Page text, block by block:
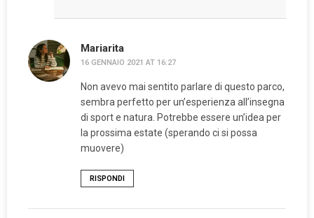
Mariarita
16 GENNAIO 2021 AT 16:27
Non avevo mai sentito parlare di questo parco,
sembra perfetto per un’esperienza all’insegna
di sport e natura. Potrebbe essere un’idea per
la prossima estate (sperando ci si possa
muovere)
RISPONDI